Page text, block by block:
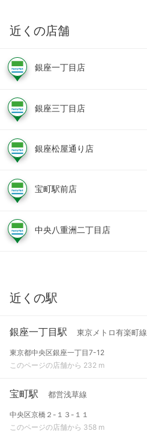
近くの店舗
銀座一丁目店
銀座三丁目店
銀座松屋通り店
宝町駅前店
中央八重洲二丁目店
近くの駅
銀座一丁目駅 東京メトロ有楽町線
東京都中央区銀座一丁目7-12
このページの店舗から 232 m
宝町駅 都営浅草線
中央区京橋２-１３-１１
このページの店舗から 358 m